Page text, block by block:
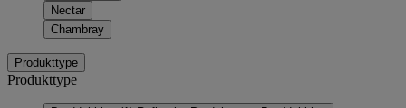
Nectar
Chambray
Produkttype
Produkttype